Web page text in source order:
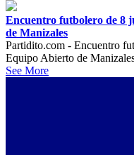
Encuentro futbolero de 8
de Manizales
Partidito.com - Encuentro
Equipo Abierto de
See More